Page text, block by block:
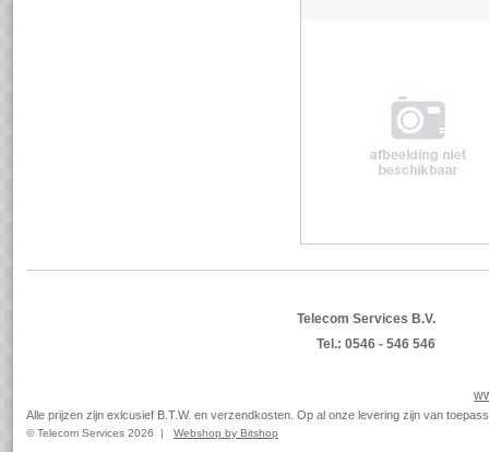
Telecom Services B.V.
Tel.: 0546 - 546 546
Alle prijzen zijn exlcusief B.T.W. en verzendkosten. Op al onze levering zijn van
© Telecom Services 2026 | Webshop by Bitshop